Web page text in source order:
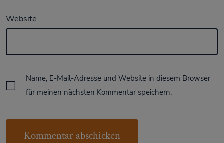
Website
Name, E-Mail-Adresse und Website in diesem Browser
für meinen nächsten Kommentar speichern.